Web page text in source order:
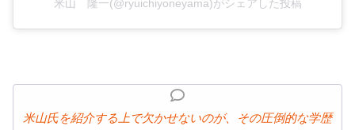
米山 隆一(@ryuichiyoneyama)がシェアした投稿
米山氏を紹介する上で欠かせないのが、その圧倒的な学歴